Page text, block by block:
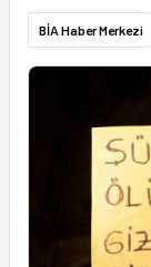
BİA Haber Merkezi